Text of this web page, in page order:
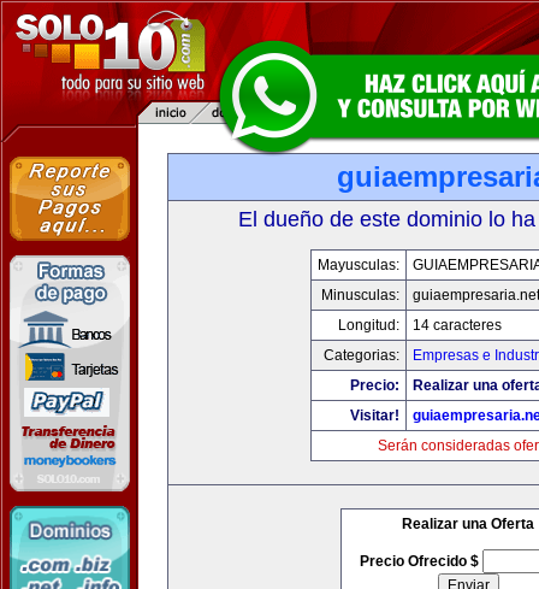
El dueño de este dominio lo
Mayusculas:
Minusculas:
guiaempresaria.net
Longitud:
14 caracteres
Categorias:
Empresas e
Precio:
Realizar una
Visitar!
Serán consideradas
Realizar una Oferta
Precio Ofrecido $